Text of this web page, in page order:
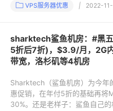
VPS服务器优惠 | 2022-
sharktech鲨鱼机房：#黑
5折后7折)，$3.9/月，2G
带宽，洛杉矶等4机房
Sharktech（鲨鱼机房）为今年
惠促销，在年付5折的基础再将
30%。还是老样子：鲨鱼自己